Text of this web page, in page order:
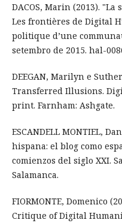
DACOS, Marin (2013).
Les frontières de Digital
politique d’une
setembro de 2015. hal-
DEEGAN, Marilyn e
Transferred Illusions.
print. Farnham: Ashgate.
ESCANDELL MONTIEL,
hispana: el blog como
comienzos del siglo XXI.
Salamanca.
FIORMONTE, Domenico
Critique of Digital